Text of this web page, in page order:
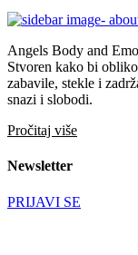
Angels Body and
Stvoren kako bi
zabavile, stekle i
snazi i slobodi.
Pročitaj više
Newsletter
PRIJAVI SE